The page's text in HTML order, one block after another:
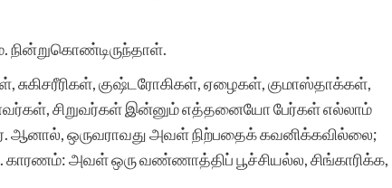
குஷ்டரோகிகள், ஏழைகள், குமாஸ்தாக்கள்,
சிறுவர்கள் இன்னும் எத்தனையோ பேர்கள் எல்லாம்
ஆனால், ஒருவராவது அவள் நிற்பதைக் கவனிக்கவில்லை;
அவள் ஒரு வண்ணாத்திப் பூச்சியல்ல, சிங்காரிக்க,
வடிவத்திற்கு உயிர்
கொடுத்து அறிவியல்,
குடும்பம், க்ரைம் என்று